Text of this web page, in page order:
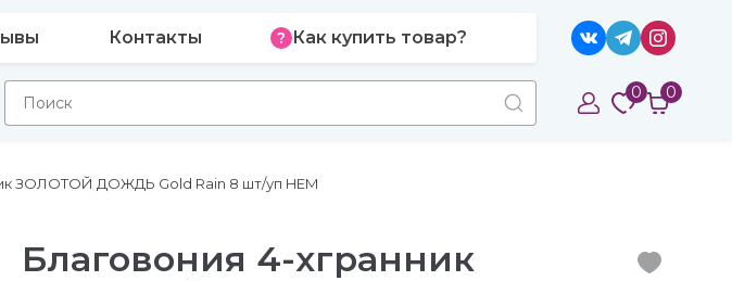
Контакты Как купить товар?
0 0
ЗОЛОТОЙ ДОЖДЬ Gold Rain 8 шт/уп HEM
Благовония 4-хгранник